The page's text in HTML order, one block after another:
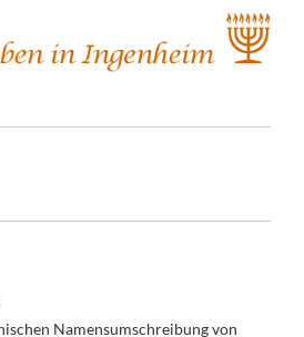
Namensumschreibung von